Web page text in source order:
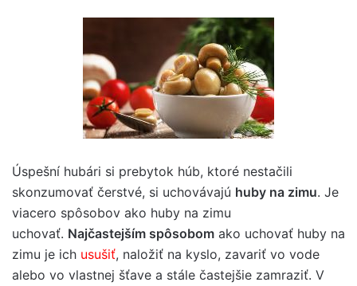
Úspešní hubári si prebytok húb, ktoré nestačili
skonzumovať čerstvé, si uchovávajú huby na zimu. Je
viacero spôsobov ako huby na zimu
uchovať. Najčastejším spôsobom ako uchovať huby na
zimu je ich usušiť, naložiť na kyslo, zavariť vo vode
alebo vo vlastnej šťave a stále častejšie zamraziť. V